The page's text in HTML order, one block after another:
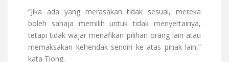
“Jika ada yang merasakan tidak sesuai, mereka
boleh sahaja memilih untuk tidak menyertainya,
tetapi tidak wajar menafikan pilihan orang lain atau
memaksakan kehendak sendiri ke atas pihak lain,”
kata Tiong.